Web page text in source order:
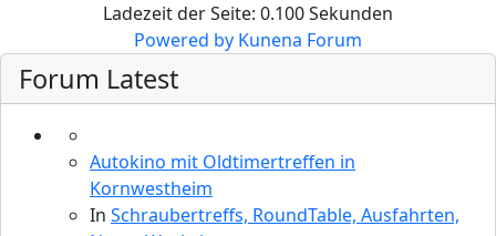
Ladezeit der Seite: 0.100 Sekunden
Powered by Kunena Forum
Forum Latest
Autokino mit Oldtimertreffen in
Kornwestheim
In Schraubertreffs, RoundTable, Ausfahrten,